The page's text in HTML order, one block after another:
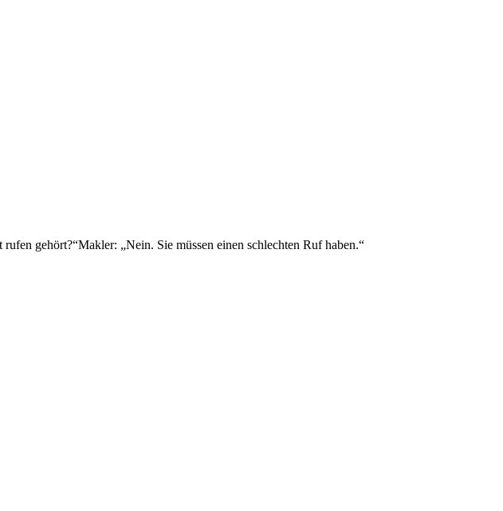
gehört?“Makler: „Nein. Sie müssen einen schlechten Ruf haben.“